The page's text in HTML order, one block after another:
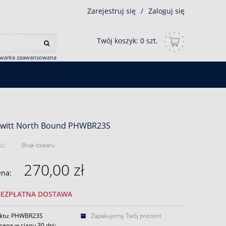
zaawansowana
Zarejestruj się / Zaloguj się
Twój koszyk: 0 szt.
North Bound PHWBR23S
Brak towaru
270,00 zł
DOSTAWA
PHWBR23S
Zapakujemy Twój prezent